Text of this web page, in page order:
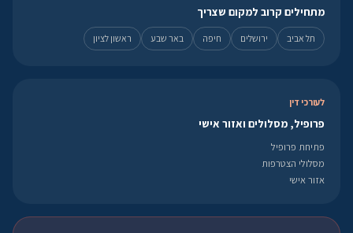
מתחילים קרוב למקום שצריך
תל אביב ירושלים חיפה באר שבע ראשון לציון
לעורכי דין
פרופיל, מסלולים ואזור אישי
פתיחת פרופיל
מסלולי הצטרפות
אזור אישי